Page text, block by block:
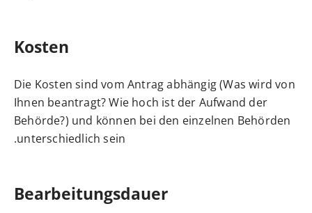
Kosten
Die Kosten sind vom Antrag abhängig (Was wird von
Ihnen beantragt? Wie hoch ist der Aufwand der
Behörde?) und können bei den einzelnen Behörden
unterschiedlich sein.
Bearbeitungsdauer